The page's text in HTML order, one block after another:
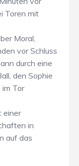
Toren mit
Moral,
vor Schluss
durch eine
den Sophie
Tor
einer
in
auf das